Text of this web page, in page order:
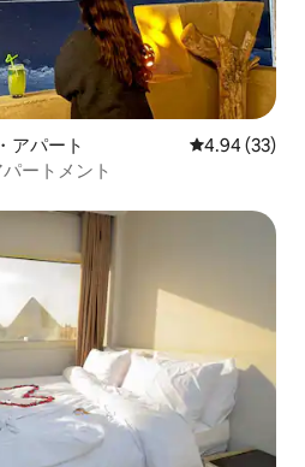
アパート レビュー33
4.94 (33)
ートメント